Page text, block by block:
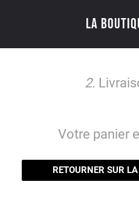
LA
2.
Votre panier
RETOURNER SUR